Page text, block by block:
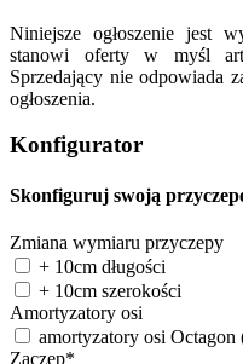
Niniejsze ogłoszenie jest
stanowi oferty w myśl
Sprzedający nie odpowiada
ogłoszenia.
Konfigurator
Skonfiguruj swoją
Zmiana wymiaru przyczepy
+ 10cm długości
+ 10cm szerokości
Amortyzatory osi
amortyzatory osi Octagon
Zaczep*